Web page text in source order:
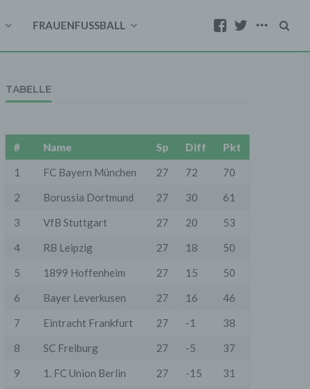
FRAUENFUSSBALL
TABELLE
# Name Sp Diff
Pkt
1
FC Bayern München 27 72
70
2
Borussia Dortmund 27 30
61
3
VfB Stuttgart 27 20
53
4
RB Leipzig 27 18
50
5
1899 Hoffenheim 27 15
50
6
Bayer Leverkusen 27 16
46
7
Eintracht Frankfurt 27 -1
38
8
SC Freiburg 27 -5
37
9
1. FC Union Berlin 27 -15
31